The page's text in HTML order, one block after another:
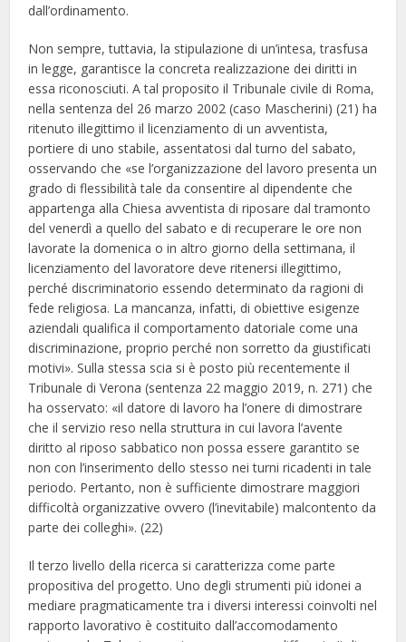
dall’ordinamento.
Non sempre, tuttavia, la stipulazione di un’intesa, trasfusa
in legge, garantisce la concreta realizzazione dei diritti in
essa riconosciuti. A tal proposito il Tribunale civile di Roma,
nella sentenza del 26 marzo 2002 (caso Mascherini) (21) ha
ritenuto illegittimo il licenziamento di un avventista,
portiere di uno stabile, assentatosi dal turno del sabato,
osservando che «se l’organizzazione del lavoro presenta un
grado di flessibilità tale da consentire al dipendente che
appartenga alla Chiesa avventista di riposare dal tramonto
del venerdì a quello del sabato e di recuperare le ore non
lavorate la domenica o in altro giorno della settimana, il
licenziamento del lavoratore deve ritenersi illegittimo,
perché discriminatorio essendo determinato da ragioni di
fede religiosa. La mancanza, infatti, di obiettive esigenze
aziendali qualifica il comportamento datoriale come una
discriminazione, proprio perché non sorretto da giustificati
motivi». Sulla stessa scia si è posto più recentemente il
Tribunale di Verona (sentenza 22 maggio 2019, n. 271) che
ha osservato: «il datore di lavoro ha l’onere di dimostrare
che il servizio reso nella struttura in cui lavora l’avente
diritto al riposo sabbatico non possa essere garantito se
non con l’inserimento dello stesso nei turni ricadenti in tale
periodo. Pertanto, non è sufficiente dimostrare maggiori
difficoltà organizzative ovvero (l’inevitabile) malcontento da
parte dei colleghi». (22)
Il terzo livello della ricerca si caratterizza come parte
propositiva del progetto. Uno degli strumenti più idonei a
mediare pragmaticamente tra i diversi interessi coinvolti nel
rapporto lavorativo è costituito dall’accomodamento